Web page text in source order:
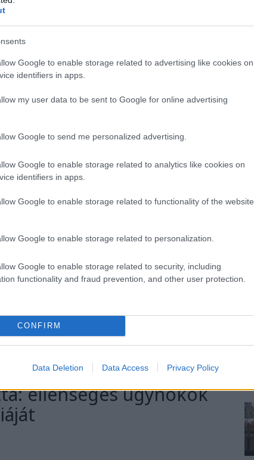
Google to enable storage related to advertising like cookies on
identifiers in apps.
my user data to be sent to Google for online advertising
Google to send me personalized advertising.
Google to enable storage related to analytics like cookies on
identifiers in apps.
Google to enable storage related to functionality of the website
Google to enable storage related to personalization.
Google to enable storage related to security, including
functionality and fraud prevention, and other user protection.
CONFIRM
Data Deletion Data Access Privacy Policy
23 komment
olimpia2024
a budapesti
orbán viktor olimpia2024
ellenséges ügynökök